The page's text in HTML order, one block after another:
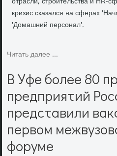
кризис сказался на сферах
'Домашний персонал'.
Читать далее ...
В Уфе более 80
предприятий
представили
первом
форуме